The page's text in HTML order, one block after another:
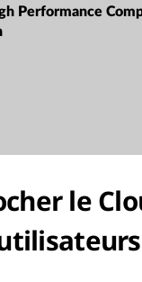
Performance
le